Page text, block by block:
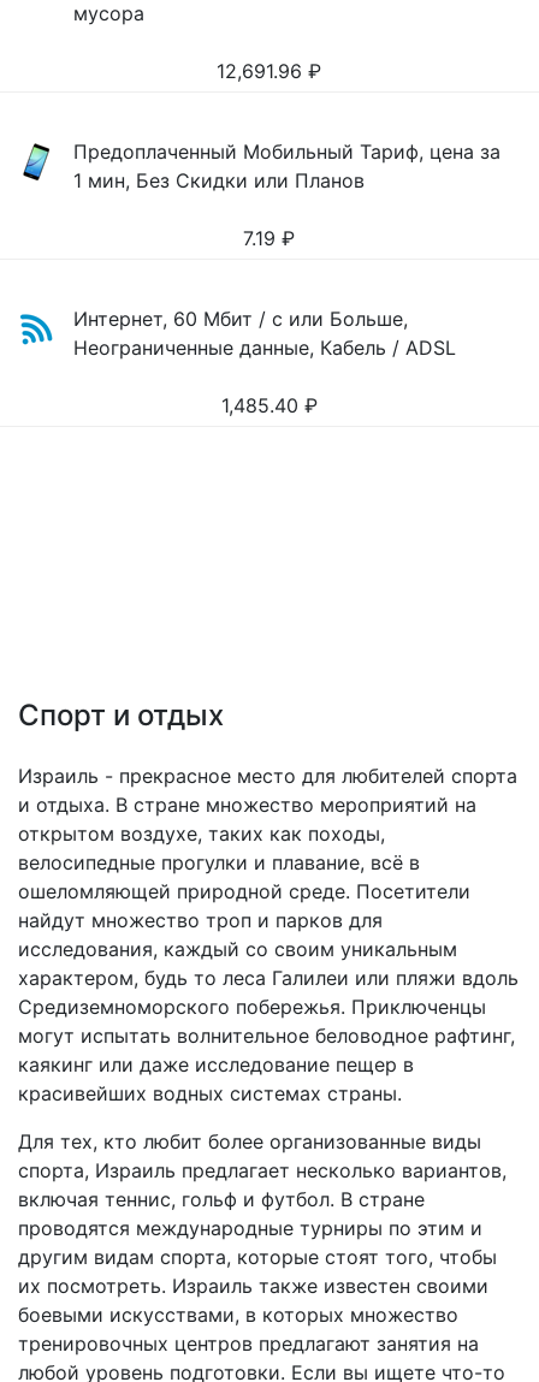
мусора
12,691.96 ₽
Предоплаченный Мобильный Тариф, цена за
1 мин, Без Скидки или Планов
7.19 ₽
Интернет, 60 Мбит / с или Больше,
Неограниченные данные, Кабель / ADSL
1,485.40 ₽
Спорт и отдых
Израиль - прекрасное место для любителей спорта
и отдыха. В стране множество мероприятий на
открытом воздухе, таких как походы,
велосипедные прогулки и плавание, всё в
ошеломляющей природной среде. Посетители
найдут множество троп и парков для
исследования, каждый со своим уникальным
характером, будь то леса Галилеи или пляжи вдоль
Средиземноморского побережья. Приключенцы
могут испытать волнительное беловодное рафтинг,
каякинг или даже исследование пещер в
красивейших водных системах страны.
Для тех, кто любит более организованные виды
спорта, Израиль предлагает несколько вариантов,
включая теннис, гольф и футбол. В стране
проводятся международные турниры по этим и
другим видам спорта, которые стоят того, чтобы
их посмотреть. Израиль также известен своими
боевыми искусствами, в которых множество
тренировочных центров предлагают занятия на
любой уровень подготовки. Если вы ищете что-то